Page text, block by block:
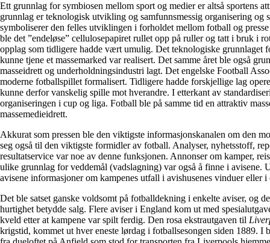
Ett grunnlag for symbiosen mellom sport og medier er altså sportens
grunnlag er teknologisk utvikling og samfunnsmessig organisering og
symboliserer den felles utviklingen i forholdet mellom fotball og
ble det ”endeløse” cellulosepapiret rullet opp på ruller og tatt i bruk i
opplag som tidligere hadde vært umulig. Det teknologiske grunnlaget
kunne tjene et massemarked var realisert. Det samme året ble også
masseidrett og underholdningsindustri lagt. Det engelske Football
moderne fotballspillet formalisert. Tidligere hadde forskjellige lag
kunne derfor vanskelig spille mot hverandre. I etterkant av
organiseringen i cup og liga. Fotball ble på samme tid en attraktiv
massemedieidrett.
Akkurat som pressen ble den viktigste informasjonskanalen om den
seg også til den viktigste formidler av fotball. Analyser, nyhetsstoff,
resultatservice var noe av denne funksjonen. Annonser om kamper,
ulike grunnlag for veddemål (vadslagning) var også å finne i avisene.
avisene informasjoner om kampenes utfall i avishusenes vinduer eller i
Det ble satset ganske voldsomt på fotballdekning i enkelte aviser, og
hurtighet betydde salg. Flere aviser i England kom ut med
kveld etter at kampene var spilt ferdig. Den rosa ekstrautgaven til
krigstid, kommet ut hver eneste lørdag i fotballsesongen siden 1889. I